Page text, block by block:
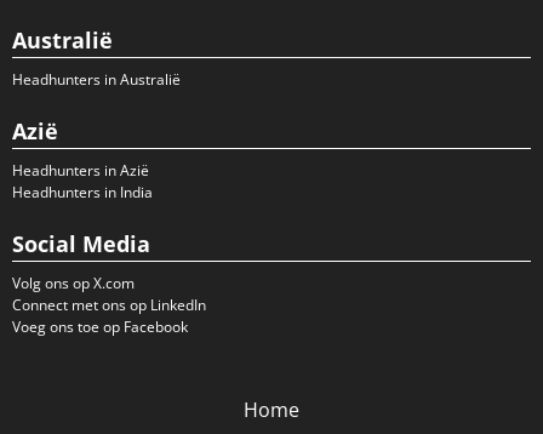
Australië
Headhunters in Australië
Azië
Headhunters in Azië
Headhunters in India
Social Media
Volg ons op X.com
Connect met ons op LinkedIn
Voeg ons toe op Facebook
Home